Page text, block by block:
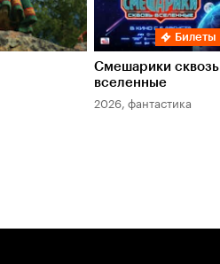
Билеты
Смешарики сквозь
вселенные
2026, фантастика